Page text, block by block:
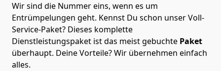
Wir sind die Nummer eins, wenn es um
Entrümpelungen geht. Kennst Du schon unser Voll-
Service-Paket? Dieses komplette
Dienstleistungspaket ist das meist gebuchte Paket
überhaupt. Deine Vorteile? Wir übernehmen einfach
alles.